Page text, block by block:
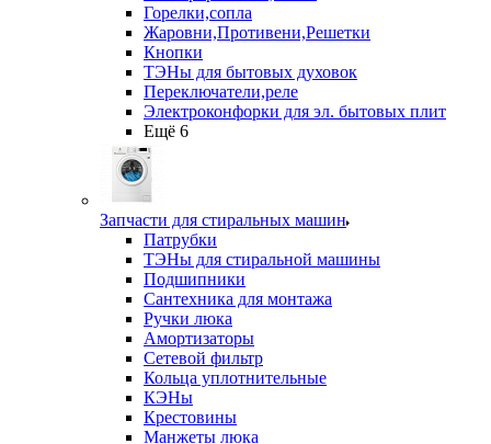
Горелки,сопла
Жаровни,Противени,Решетки
Кнопки
ТЭНы для бытовых духовок
Переключатели,реле
Электроконфорки для эл. бытовых плит
Ещё 6
Запчасти для стиральных машин
Патрубки
ТЭНы для стиральной машины
Подшипники
Сантехника для монтажа
Ручки люка
Амортизаторы
Сетевой фильтр
Кольца уплотнительные
КЭНы
Крестовины
Манжеты люка